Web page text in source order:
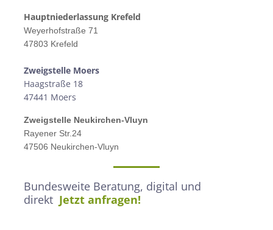
Hauptniederlassung Krefeld
Weyerhofstraße 71
47803 Krefeld
Zweigstelle Moers
Haagstraße 18
47441 Moers
Zweigstelle Neukirchen-Vluyn
Rayener Str.24
47506 Neukirchen-Vluyn
Bundesweite Beratung, digital und
direkt Jetzt anfragen!